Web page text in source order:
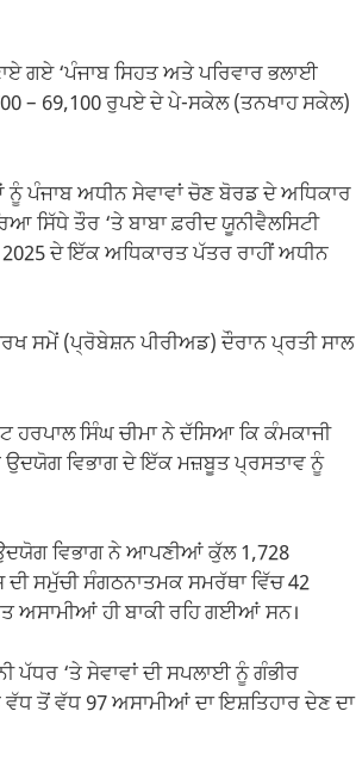
ਗਏ ‘ਪੰਜਾਬ ਸਿਹਤ ਅਤੇ ਪਰਿਵਾਰ ਭਲਾਈ
– 69,100 ਰੁਪਏ ਦੇ ਪੇ-ਸਕੇਲ (ਤਨਖਾਹ ਸਕੇਲ)
ਪੰਜਾਬ ਅਧੀਨ ਸੇਵਾਵਾਂ ਚੋਣ ਬੋਰਡ ਦੇ ਅਧਿਕਾਰ
ਸਿੱਧੇ ਤੌਰ ‘ਤੇ ਬਾਬਾ ਫ਼ਰੀਦ ਯੂਨੀਵੈਲਸਿਟੀ
ਦੇ ਇੱਕ ਅਧਿਕਾਰਤ ਪੱਤਰ ਰਾਹੀਂ ਅਧੀਨ
ਸਮੇਂ (ਪ੍ਰੋਬੇਸ਼ਨ ਪੀਰੀਅਡ) ਦੌਰਾਨ ਪ੍ਰਤੀ ਸਾਲ
ਸਿੰਘ ਚੀਮਾ ਨੇ ਦੱਸਿਆ ਕਿ ਕੰਮਕਾਜੀ
ਵਿਭਾਗ ਦੇ ਇੱਕ ਮਜ਼ਬੂਤ ਪ੍ਰਸਤਾਵ ਨੂੰ
ਉਦਯੋਗ ਵਿਭਾਗ ਨੇ ਆਪਣੀਆਂ ਕੁੱਲ 1,728
ਸਮੁੱਚੀ ਸੰਗਠਨਾਤਮਕ ਸਮਰੱਥਾ ਵਿੱਚ 42
ਅਸਾਮੀਆਂ ਹੀ ਬਾਕੀ ਰਹਿ ਗਈਆਂ ਸਨ।
‘ਤੇ ਸੇਵਾਵਾਂ ਦੀ ਸਪਲਾਈ ਨੂੰ ਗੰਭੀਰ
ਵੱਧ ਤੋਂ ਵੱਧ 97 ਅਸਾਮੀਆਂ ਦਾ ਇਸ਼ਤਿਹਾਰ ਦੇਣ ਦਾ